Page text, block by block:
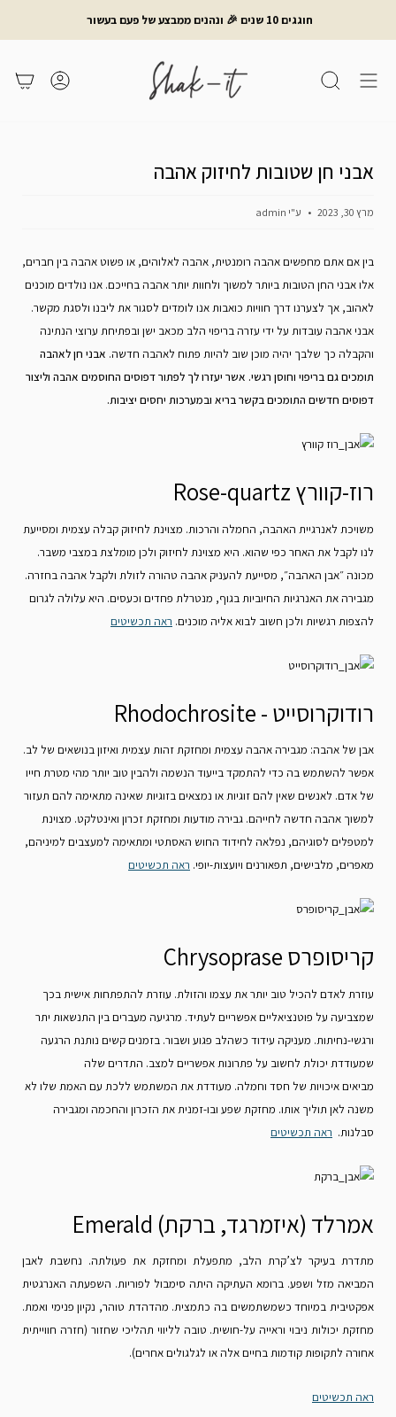
חוגגים 10 שנים 🎉 ונהנים ממבצע של פעם בעשור
חיפוש משתמש
אבני חן שטובות לחיזוק אהבה
מרץ 30, 2023 ע"י admin
בין אם אתם מחפשים אהבה רומנטית, אהבה לאלוהים, או פשוט אהבה בין חברים,
אלו אבני החן הטובות ביותר למשוך ולחוות יותר אהבה בחייכם. אנו נולדים מוכנים
לאהוב, אך לצערנו דרך חוויות כואבות אנו לומדים לסגור את ליבנו ולסגת מקשר.
אבני אהבה עובדות על ידי עזרה בריפוי הלב מכאב ישן ובפתיחת ערוצי הנתינה
והקבלה כך שלבך יהיה מוכן שוב להיות פתוח לאהבה חדשה. אבני חן לאהבה
תומכים גם בריפוי וחוסן רגשי. אשר יעזרו לך לפתור דפוסים החוסמים אהבה וליצור
דפוסים חדשים התומכים בקשר בריא ובמערכות יחסים יציבות.
רוז-קוורץ Rose-quartz
משויכת לאנרגיית האהבה, החמלה והרכות. מצוינת לחיזוק קבלה עצמית ומסייעת
לנו לקבל את האחר כפי שהוא. היא מצוינת לחיזוק ולכן מומלצת במצבי משבר.
מכונה ״אבן האהבה״, מסייעת להעניק אהבה טהורה לזולת ולקבל אהבה בחזרה.
מגבירה את האנרגיות החיוביות בגוף, מנטרלת פחדים וכעסים. היא עלולה לגרום
להצפות רגשיות ולכן חשוב לבוא אליה מוכנים. ראה תכשיטים
רודוקרוסייט - Rhodochrosite
אבן של אהבה: מגבירה אהבה עצמית ומחזקת זהות עצמית ואיזון בנושאים של לב.
אפשר להשתמש בה כדי להתמקד בייעוד הנשמה ולהבין טוב יותר מהי מטרת חייו
של אדם. לאנשים שאין להם זוגיות או נמצאים בזוגיות שאינה מתאימה להם תעזור
למשוך אהבה חדשה לחייהם. גבירה מודעות ומחזקת זכרון ואינטלקט. מצוינת
למטפלים לסוגיהם, נפלאה לחידוד החוש האסתטי ומתאימה למעצבים למיניהם,
מאפרים, מלבישים, תפאורנים ויועצות-יופי. ראה תכשיטים
קריסופרס Chrysoprase
עוזרת לאדם להכיל טוב יותר את עצמו והזולת. עוזרת להתפתחות אישית בכך
שמצביעה על פוטנציאליים אפשריים לעתיד. מרגיעה מעברים בין התנשאות יתר
ורגשי-נחיתות. מעניקה עידוד כשהלב פגוע ושבור. בזמנים קשים נותנת הרגעה
שמעודדת יכולת לחשוב על פתרונות אפשריים למצב. התדרים שלה
מביאים איכויות של חסד וחמלה. מעודדת את המשתמש ללכת עם האמת שלו לא
משנה לאן תוליך אותו. מחזקת שפע ובו-זמנית את הזכרון והחכמה ומגבירה
סבלנות. ראה תכשיטים
אמרלד (איזמרגד, ברקת) Emerald
מתדרת בעיקר לצ’קרת הלב, מתפעלת ומחזקת את פעולתה. נחשבת לאבן
המביאה מזל ושפע. ברומא העתיקה היתה סימבול לפוריות. השפעתה האנרגטית
אפקטיבית במיוחד כשמשתמשים בה כתמצית. מהדהדת טוהר, נקיון פנימי ואמת.
מחזקת יכולות ניבוי וראייה על-חושית. טובה לליווי תהליכי שחזור (חזרה חווייתית
אחורה לתקופות קודמות בחיים אלה או לגלגולים אחרים).
ראה תכשיטים